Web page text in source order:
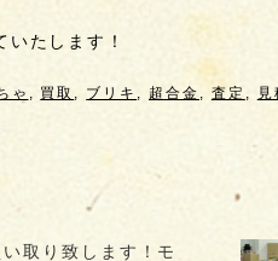
たします！
ゃ , 買取 , ブリキ , 超合金 , 査定 , 見
取り致します！モ